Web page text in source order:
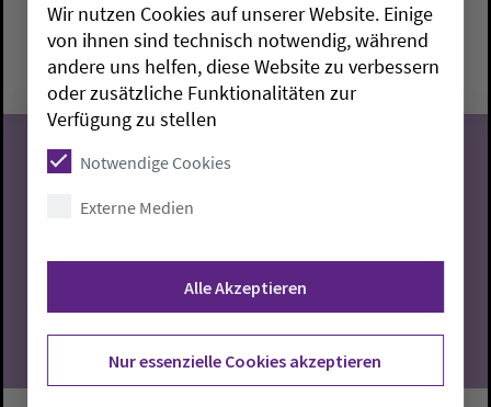
Sonntag, 9.8.2026, 10 Uhr
Kapelle am Deich
08.2026
Wir nutzen Cookies auf unserer Website. Einige
von ihnen sind technisch notwendig, während
andere uns helfen, diese Website zu verbessern
oder zusätzliche Funktionalitäten zur
Verfügung zu stellen
Notwendige Cookies
Externe Medien
Alle Akzeptieren
Nur essenzielle Cookies akzeptieren